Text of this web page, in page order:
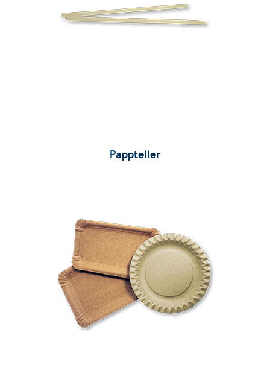
Pappteller